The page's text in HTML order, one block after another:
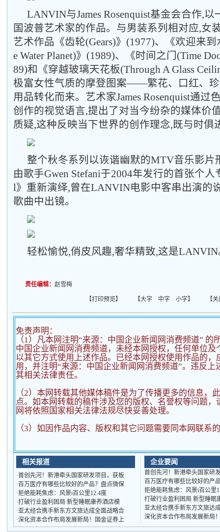
LANVIN与James Rosenquist基金会合作,
国波普艺术家的作品。与男装系列相对应,女
艺术作品《齿轮(Gears)》(1977)、《欢迎来到
e Water Planet)》(1989)、《时间之门(Time
89)和《穿越玻璃天花板(Through A Glass
极富女性气质的摩登图案——繁花、口红、
用品转化而来。艺术家James Rosenquist通过
创作的视觉语言,提出了对当今纷杂的媒体价
质疑,这种反映当下世界的创作理念,既与时俱
整个秋冬系列以诙谐幽默的MTV音乐影片
由歌手Gwen Stefani于2004年发行的首张个
l》重新演绎,曾在LANVIN电影中客串出演的
歌曲中出镜。
轻松愉悦,俏皮风趣,奢华精致,这是LANVIN
责任编辑： 赵雪梅
【打印预览】 【大字 中字 小字】 【关
免责声明：
（1）凡本网注明“来源：中国企业新闻网消费频道” 的
中国企业新闻网消费频道，未经本网授权，任何单位及
以其它方式使用上述作品。已经本网授权使用作品的，
用，并注明“来源：中国企业新闻网消费频道”。违反上
其相关法律责任。
（2） 本网转载其他媒体稿件是为了传播更多的信息，
点。如本网转载的稿件涉及您的版权、名誉权等问题，
网将依照国家相关法律法规尽快妥善处理。
（3）如因作品内容、版权和其它问题需要同本网联系
相关报道
·首创先河！新港牵头国家研发项目，获板
· 百万医疗有哪些比较好的产品？盘点微保
·拒绝能耗焦虑：风景i百公里12.4度
·打破行业盈利困局 新型睡眠康养酒店模
·亚太经合携手新东方文旅达成全面战略合
·深化资本合作布局发展新局！国金证券上
企业要闻
首创先河！新港牵头国家研
百万医疗有哪些比较好的产
拒绝能耗焦虑：风景i百公里
打破行业盈利困局 新型睡眠
亚太经合携手新东方文旅达
深化资本合作布局发展新局